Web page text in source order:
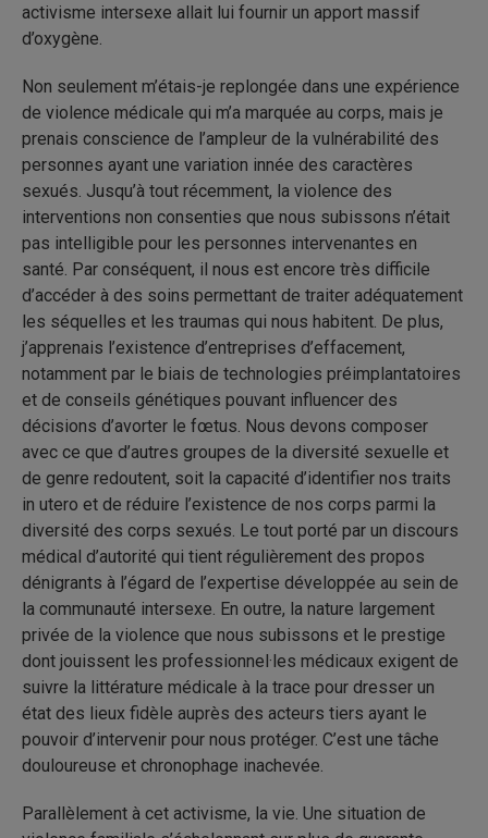
activisme intersexe allait lui fournir un apport massif
d’oxygène.
Non seulement m’étais-je replongée dans une expérience
de violence médicale qui m’a marquée au corps, mais je
prenais conscience de l’ampleur de la vulnérabilité des
personnes ayant une variation innée des caractères
sexués. Jusqu’à tout récemment, la violence des
interventions non consenties que nous subissons n’était
pas intelligible pour les personnes intervenantes en
santé. Par conséquent, il nous est encore très difficile
d’accéder à des soins permettant de traiter adéquatement
les séquelles et les traumas qui nous habitent. De plus,
j’apprenais l’existence d’entreprises d’effacement,
notamment par le biais de technologies préimplantatoires
et de conseils génétiques pouvant influencer des
décisions d’avorter le fœtus. Nous devons composer
avec ce que d’autres groupes de la diversité sexuelle et
de genre redoutent, soit la capacité d’identifier nos traits
in utero et de réduire l’existence de nos corps parmi la
diversité des corps sexués. Le tout porté par un discours
médical d’autorité qui tient régulièrement des propos
dénigrants à l’égard de l’expertise développée au sein de
la communauté intersexe. En outre, la nature largement
privée de la violence que nous subissons et le prestige
dont jouissent les professionnel·les médicaux exigent de
suivre la littérature médicale à la trace pour dresser un
état des lieux fidèle auprès des acteurs tiers ayant le
pouvoir d’intervenir pour nous protéger. C’est une tâche
douloureuse et chronophage inachevée.
Parallèlement à cet activisme, la vie. Une situation de